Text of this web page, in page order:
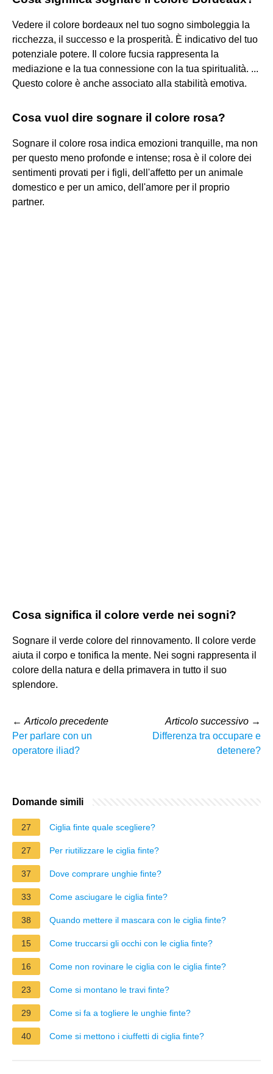
Vedere il colore bordeaux nel tuo sogno simboleggia la
ricchezza, il successo e la prosperità. È indicativo del tuo
potenziale potere. Il colore fucsia rappresenta la
mediazione e la tua connessione con la tua spiritualità. ...
Questo colore è anche associato alla stabilità emotiva.
Cosa vuol dire sognare il colore rosa?
Sognare il colore rosa indica emozioni tranquille, ma non
per questo meno profonde e intense; rosa è il colore dei
sentimenti provati per i figli, dell'affetto per un animale
domestico e per un amico, dell'amore per il proprio
partner.
Cosa significa il colore verde nei sogni?
Sognare il verde colore del rinnovamento. Il colore verde
aiuta il corpo e tonifica la mente. Nei sogni rappresenta il
colore della natura e della primavera in tutto il suo
splendore.
← Articolo precedente
Per parlare con un
operatore iliad?
Articolo successivo →
Differenza tra occupare e
detenere?
Domande simili
27 Ciglia finte quale scegliere?
27 Per riutilizzare le ciglia finte?
37 Dove comprare unghie finte?
33 Come asciugare le ciglia finte?
38 Quando mettere il mascara con le ciglia finte?
15 Come truccarsi gli occhi con le ciglia finte?
16 Come non rovinare le ciglia con le ciglia finte?
23 Come si montano le travi finte?
29 Come si fa a togliere le unghie finte?
40 Come si mettono i ciuffetti di ciglia finte?